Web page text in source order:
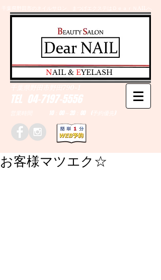
千葉県野田市のネイルサロン、まつげエクステはＤｅａｒＮAILへ
TEL 04-7197-5556
営業時間 10：00～20：00 (予約優先)
千葉県野田市野田790-1
​NAIL & EYELASH
お客様マツエク☆